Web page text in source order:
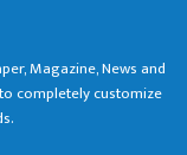
Magazine, News and
completely customize